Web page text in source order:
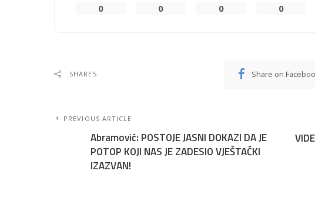
0
0
0
0
SHARES Share on
PREVIOUS ARTICLE
Abramović: POSTOJE JASNI DOKAZI DA JE
POTOP KOJI NAS JE ZADESIO VJEŠTAČKI
IZAZVAN!